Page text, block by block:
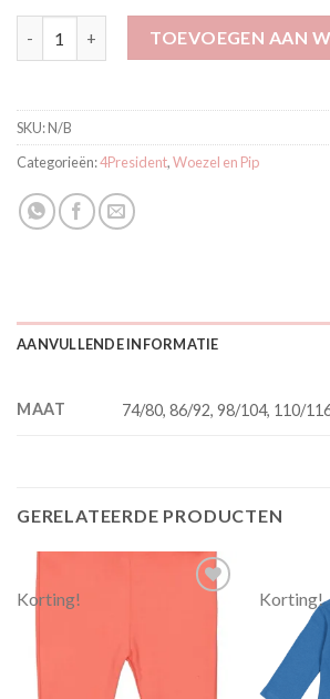
Woezel en Pip Shirt Roze aantal
TOEVOEGEN AAN
SKU:N/B
Categorieën:4President,Woezel en Pip
AANVULLENDE INFORMATIE
MAAT 74/80, 86/92, 98/104, 110/
GERELATEERDE PRODUCTEN
Korting! Korting!